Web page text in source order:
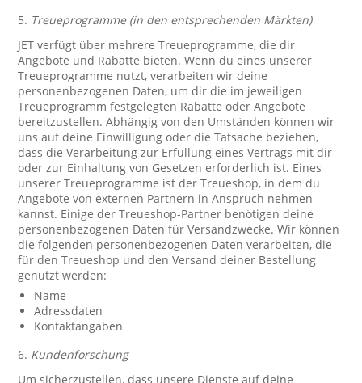
5. Treueprogramme (in den entsprechenden Märkten)
JET verfügt über mehrere Treueprogramme, die dir
Angebote und Rabatte bieten. Wenn du eines unserer
Treueprogramme nutzt, verarbeiten wir deine
personenbezogenen Daten, um dir die im jeweiligen
Treueprogramm festgelegten Rabatte oder Angebote
bereitzustellen. Abhängig von den Umständen können wir
uns auf deine Einwilligung oder die Tatsache beziehen,
dass die Verarbeitung zur Erfüllung eines Vertrags mit dir
oder zur Einhaltung von Gesetzen erforderlich ist. Eines
unserer Treueprogramme ist der Treueshop, in dem du
Angebote von externen Partnern in Anspruch nehmen
kannst. Einige der Treueshop-Partner benötigen deine
personenbezogenen Daten für Versandzwecke. Wir können
die folgenden personenbezogenen Daten verarbeiten, die
für den Treueshop und den Versand deiner Bestellung
genutzt werden:
Name
Adressdaten
Kontaktangaben
6. Kundenforschung
Um sicherzustellen, dass unsere Dienste auf deine